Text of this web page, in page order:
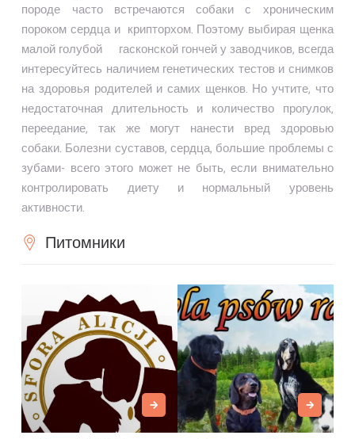
породе часто встречаются собаки с хроническим
пороком сердца и крипторхом. Поэтому выбирая щенка
малой голубой гасконской гончей у заводчиков, всегда
интересуйтесь наличием генетических тестов и снимков
на здоровья родителей и самих щенков. Но учтите, что
недостаточная длительность и количество прогулок,
переедание, так же могут нанести вред здоровью
собаки. Болезни суставов, сердца, большие проблемы с
зубами- всего этого может не быть, если внимательно
контролировать диету и нормальный уровень
активности.
Питомники